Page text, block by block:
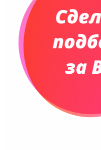
Сумки и Рюкзаки
Сумки для
Рюкзаки
Конференц-
Сумки для
Несессеры и
Сумки дорожные